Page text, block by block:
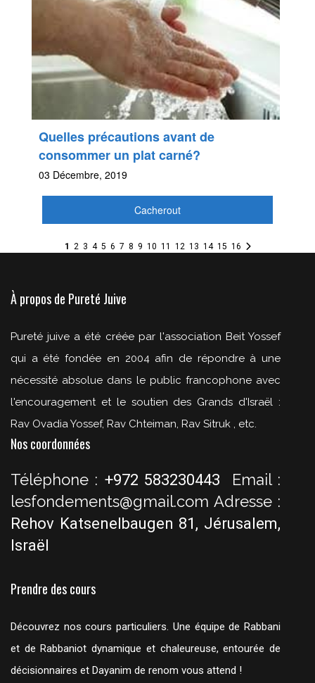
Quelles précautions avant de
consommer un plat carné?
03 Décembre, 2019
Cacherout
1 2 3 4 5 6 7 8 9 10 11 12 13 14 15 16
À propos de Pureté Juive
Pureté juive a été créée par l'association Beit Yossef
qui a été fondée en 2004 afin de répondre à une
nécessité absolue dans le public francophone avec
l'encouragement et le soutien des Grands d'Israël :
Rav Ovadia Yossef, Rav Chteiman, Rav Sitruk , etc.
Nos coordonnées
Téléphone : +972 583230443 Email :
lesfondements@gmail.com Adresse :
Rehov Katsenelbaugen 81, Jérusalem,
Israël
Prendre des cours
Découvrez nos cours particuliers. Une équipe de Rabbani
et de Rabbaniot dynamique et chaleureuse, entourée de
décisionnaires et Dayanim de renom vous attend !